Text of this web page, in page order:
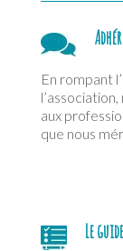
En rompant
aux
que nous
Le